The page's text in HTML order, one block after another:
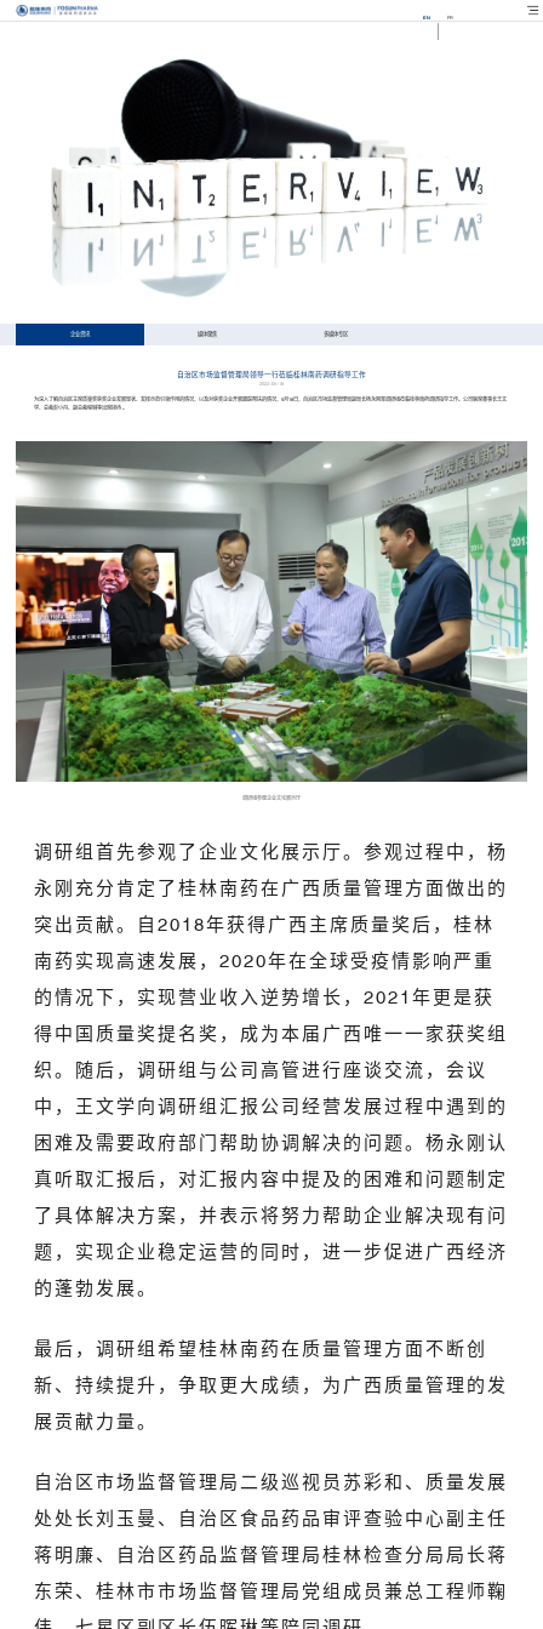
EN FR
企业资讯 媒体聚焦 多媒体专区
自治区市场监督管理局领导一行莅临桂林南药调研指导工作
2022-05-18
为深入了解自治区主席质量奖获奖企业发展现状、发挥示范引领作用的情况，以及对获奖企业开展跟踪帮扶的情况，5月18日，自治区市场监督管理局副局长杨永刚率调研组莅临桂林南药调研指导工作。公司联席董事长王文
学、总裁彭小丹、副总裁程琳等出席接待 。
调研组参观企业文化展示厅
调研组首先参观了企业文化展示厅。参观过程中，杨
永刚充分肯定了桂林南药在广西质量管理方面做出的
突出贡献。自2018年获得广西主席质量奖后，桂林
南药实现高速发展，2020年在全球受疫情影响严重
的情况下，实现营业收入逆势增长，2021年更是获
得中国质量奖提名奖，成为本届广西唯一一家获奖组
织。随后，调研组与公司高管进行座谈交流，会议
中，王文学向调研组汇报公司经营发展过程中遇到的
困难及需要政府部门帮助协调解决的问题。杨永刚认
真听取汇报后，对汇报内容中提及的困难和问题制定
了具体解决方案，并表示将努力帮助企业解决现有问
题，实现企业稳定运营的同时，进一步促进广西经济
的蓬勃发展。
最后，调研组希望桂林南药在质量管理方面不断创
新、持续提升，争取更大成绩，为广西质量管理的发
展贡献力量。
自治区市场监督管理局二级巡视员苏彩和、质量发展
处处长刘玉曼、自治区食品药品审评查验中心副主任
蒋明廉、自治区药品监督管理局桂林检查分局局长蒋
东荣、桂林市市场监督管理局党组成员兼总工程师鞠